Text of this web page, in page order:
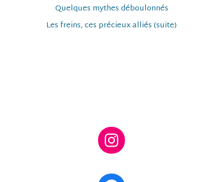
Quelques mythes déboulonnés
Les freins, ces précieux alliés (suite)